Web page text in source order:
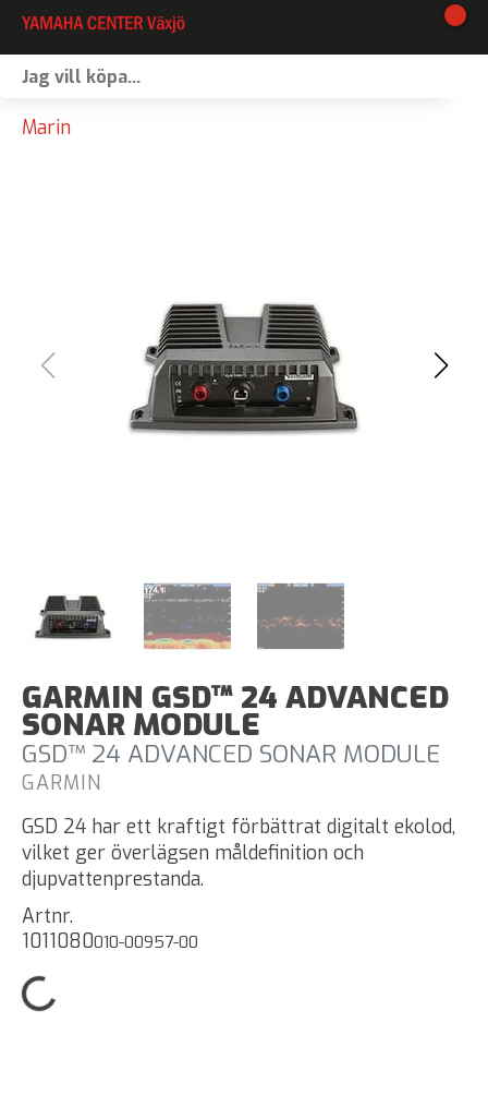
Våra varumärken
Båtförmedling
Marin
GARMIN GSD™ 24 ADVANCED
SONAR MODULE
GSD™ 24 ADVANCED SONAR MODULE
GARMIN
GSD 24 har ett kraftigt förbättrat digitalt ekolod,
vilket ger överlägsen måldefinition och
djupvattenprestanda.
Artnr.
1011080010-00957-00